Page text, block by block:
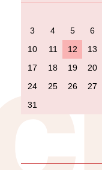
3
4 5 6
10
11 12 13
17
18 19 20
24
25 26 27
31